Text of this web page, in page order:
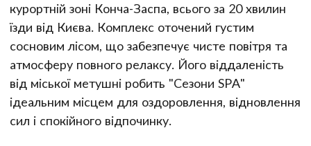
курортній зоні Конча-Заспа, всього за 20 хвилин
їзди від Києва. Комплекс оточений густим
сосновим лісом, що забезпечує чисте повітря та
атмосферу повного релаксу. Його віддаленість
від міської метушні робить "Сезони SPA"
ідеальним місцем для оздоровлення, відновлення
сил і спокійного відпочинку.